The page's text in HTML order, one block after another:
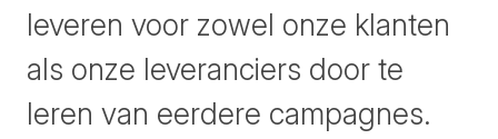
leveren voor zowel onze klanten
als onze leveranciers door te
leren van eerdere campagnes.